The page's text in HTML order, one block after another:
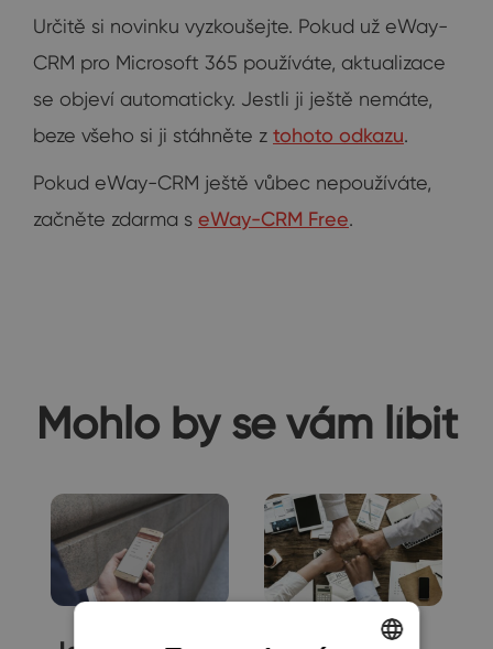
Určitě si novinku vyzkoušejte. Pokud už eWay-
CRM pro Microsoft 365 používáte, aktualizace
se objeví automaticky. Jestli ji ještě nemáte,
beze všeho si ji stáhněte z tohoto odkazu.
Pokud eWay-CRM ještě vůbec nepoužíváte,
začněte zdarma s eWay-CRM Free.
Mohlo by se vám líbit